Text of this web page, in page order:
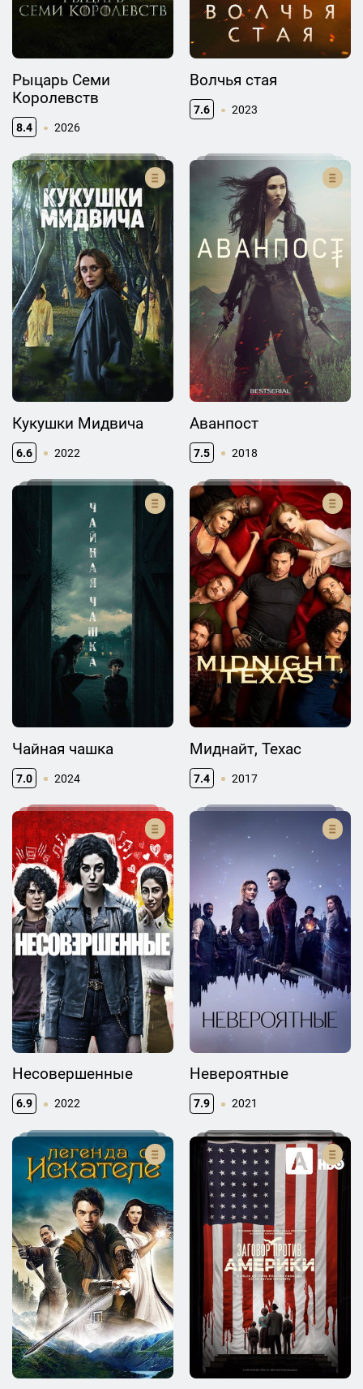
Рыцарь Семи
Королевств
8.4 2026
Волчья стая
7.6 2023
Кукушки Мидвича
6.6 2022
Аванпост
7.5 2018
Чайная чашка
7.0 2024
Миднайт, Техас
7.4 2017
Несовершенные
6.9 2022
Невероятные
7.9 2021